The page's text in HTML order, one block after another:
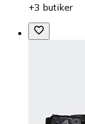
+3 butiker